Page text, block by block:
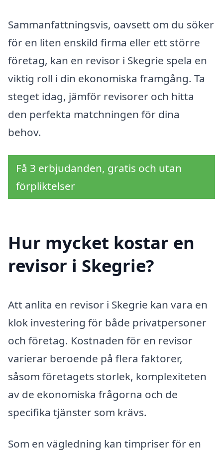
Sammanfattningsvis, oavsett om du söker
för en liten enskild firma eller ett större
företag, kan en revisor i Skegrie spela en
viktig roll i din ekonomiska framgång. Ta
steget idag, jämför revisorer och hitta
den perfekta matchningen för dina
behov.
Få 3 erbjudanden, gratis och utan
förpliktelser
Hur mycket kostar en
revisor i Skegrie?
Att anlita en revisor i Skegrie kan vara en
klok investering för både privatpersoner
och företag. Kostnaden för en revisor
varierar beroende på flera faktorer,
såsom företagets storlek, komplexiteten
av de ekonomiska frågorna och de
specifika tjänster som krävs.
Som en vägledning kan timpriser för en